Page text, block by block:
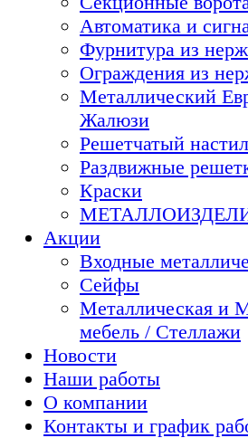
Автоматика и
Фурнитура из
Ограждения из
Металлический
Жалюзи
Решетчатый настил
Раздвижные
Краски
Акции
Входные
Сейфы
Металлическая и
мебель / Стеллажи
Новости
Наши работы
О компании
Контакты и график